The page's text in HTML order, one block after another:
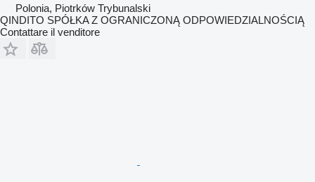
Polonia, Piotrków Trybunalski
QINDITO SPÓŁKA Z OGRANICZONĄ ODPOWIEDZIALNOŚCIĄ
Contattare il venditore